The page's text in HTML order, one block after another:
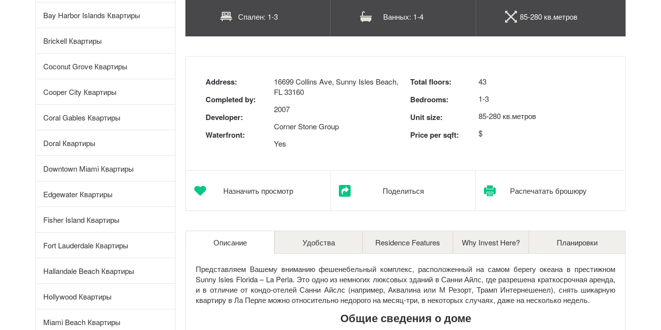
Bay Harbor Islands Квартиры
Brickell Квартиры
Coconut Grove Квартиры
Cooper City Квартиры
Coral Gables Квартиры
Doral Квартиры
Downtown Miami Квартиры
Edgewater Квартиры
Fisher Island Квартиры
Fort Lauderdale Квартиры
Hallandale Beach Квартиры
Hollywood Квартиры
Miami Beach Квартиры
Спален: 1-3 Ванных: 1-4 85-280 кв.метров
Address:
Completed by:
Developer:
Waterfront:
16699 Collins Ave, Sunny Isles Beach,
FL 33160
2007
Corner Stone Group
Yes
Total floors:
Bedrooms:
Unit size:
Price per sqft:
43
1-3
85-280 кв.метров
$
Назначить просмотр Поделиться Распечатать брошюру
Описание Удобства Residence Features Why Invest Here? Планировки
Представляем Вашему вниманию фешенебельный комплекс, расположенный на самом берегу океана в престижном
Sunny Isles Florida – La Perla. Это одно из немногих люксовых зданий в Санни Айлс, где разрешена краткосрочная аренда,
и в отличие от кондо-отелей Санни Айслс (например, Аквалина или М Резорт, Трамп Интернешенел), снять шикарную
квартиру в Ла Перле можно относительно недорого на месяц-три, в некоторых случаях, даже на несколько недель.
Общие сведения о доме